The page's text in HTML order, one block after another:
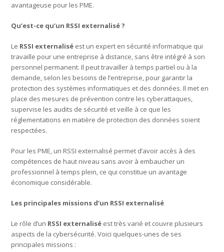
avantageuse pour les PME.
Qu’est-ce qu’un RSSI externalisé ?
Le RSSI externalisé est un expert en sécurité informatique qui
travaille pour une entreprise à distance, sans être intégré à son
personnel permanent. Il peut travailler à temps partiel ou à la
demande, selon les besoins de l’entreprise, pour garantir la
protection des systèmes informatiques et des données. Il met en
place des mesures de prévention contre les cyberattaques,
supervise les audits de sécurité et veille à ce que les
réglementations en matière de protection des données soient
respectées.
Pour les PME, un RSSI externalisé permet d’avoir accès à des
compétences de haut niveau sans avoir à embaucher un
professionnel à temps plein, ce qui constitue un avantage
économique considérable.
Les principales missions d’un RSSI externalisé
Le rôle d’un RSSI externalisé est très varié et couvre plusieurs
aspects de la cybersécurité. Voici quelques-unes de ses
principales missions :